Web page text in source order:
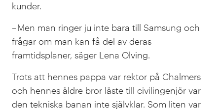
kunder.
– Men man ringer ju inte bara till Samsung och
frågar om man kan få del av deras
framtidsplaner, säger Lena Olving.
Trots att hennes pappa var rektor på Chalmers
och hennes äldre bror läste till civilingenjör var
den tekniska banan inte självklar. Som liten var